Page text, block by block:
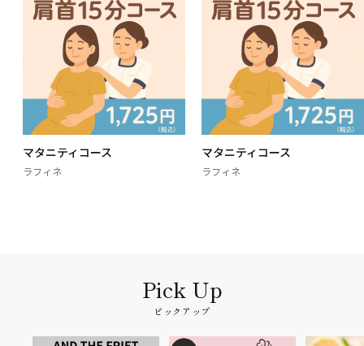
マタニティコース
ラフィネ
マタニティコース
ラフィネ
ピックアップ